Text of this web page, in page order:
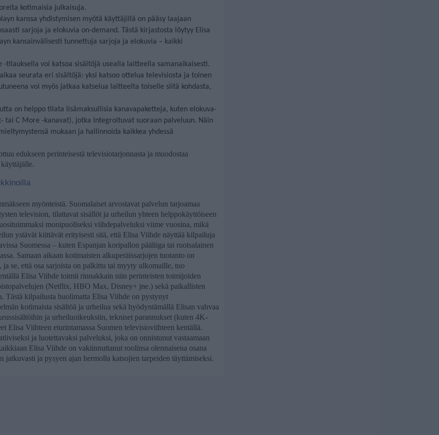
kotimaisia julkaisuja.
kanssa yhdistymisen myötä käyttäjillä on pääsy laajaan
sarjoja ja elokuvia on-demand. Tästä kirjastosta löytyy Elisa
kansainvälisesti tunnettuja sarjoja ja elokuvia – kaikki
-tilauksella voi katsoa sisältöjä usealla laitteella samanaikaisesti.
seurata eri sisältöjä: yksi katsoo ottelua televisiosta ja toinen
voi myös jatkaa katselua laitteelta toiselle siitä kohdasta,
on helppo tilata lisämaksullisia kanavapaketteja, kuten elokuva-
tai C More -kanavat), jotka integroituvat suoraan palveluun. Näin
mukaan ja hallinnoida kaikkea yhdessä
edukseen perinteisestä televisiotarjonnasta ja muodostaa
myönteistä. Suomalaiset arvostavat palvelun tarjoamaa
television, tilattavat sisällöt ja urheilun yhteen helppokäyttöiseen
monipuoliseksi viihdepalveluksi viime vuosina, mikä
ystävät kiittävät erityisesti sitä, että Elisa Viihde näyttää kilpailuja
Suomessa – kuten Espanjan koripallon pääliiga tai ruotsalainen
Samaan aikaan kotimaisten alkuperäissarjojen tuotanto on
se, että osa sarjoista on palkittu tai myyty ulkomaille, tuo
Elisa Viihde toimii rinnakkain niin perinteisten toimijoiden
(Netflix, HBO Max, Disney+ jne.) sekä paikallisten
Tästä kilpailusta huolimatta Elisa Viihde on pystynyt
kotimaista sisältöä ja urheilua sekä hyödyntämällä Elisan vahvaa
ja urheiluoikeuksiin, tekniset parannukset (kuten 4K-
Elisa Viihteen eturintamassa Suomen televisioviihteen kentällä.
ja luotettavaksi palveluksi, joka on onnistunut vastaamaan
Elisa Viihde on vakiinnuttanut roolinsa olennaisena osana
jatkuvasti ja pysyen ajan hermolla katsojien tarpeiden täyttämiseksi.